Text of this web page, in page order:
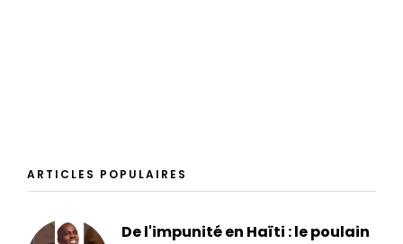
ARTICLES POPULAIRES
De l'impunité en Haïti : le poulain